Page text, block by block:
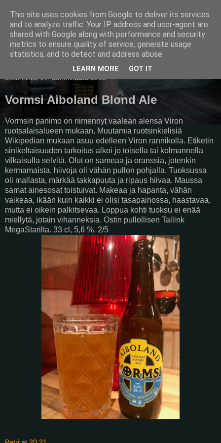
Pullollinen
keskiviikko 17. tammikuuta 2018
Vormsi Aiboland Blond Ale
Vormsin panimo on nimennyt vaalean alensa Viron
ruotsalaisalueen mukaan. Muutamia ruotsinkielisiä
Wikipedian mukaan asuu edelleen Viron rannikolla. Etiketin
sinikeltaisuuden tarkoitus alkoi jo toisella tai kolmannella
vilkaisulla selvitä. Olut on sameaa ja oranssia, jotenkin
kermamaista, hiivoja oli vähän pullon pohjalla. Tuoksussa
oli mallasta, märkää takkapuuta ja ripaus hiivaa. Maussa
samat ainesosat toistuivat. Makeaa ja hapanta, vähän
vaikeaa, ikään kuin kaikki ei olisi tasapainossa, haastavaa,
mutta ei oikein palkitsevaa. Loppua kohti tuoksu ei enää
miellytä, jotain vihanneksia. Ostin pullollisen Tallink
MegaStarilta. 33 cl, 5,6 %, 2/5
This site uses cookies from Google to deliver its services
and to analyze traffic. Your IP address and user-agent are
shared with Google along with performance and security
metrics to ensure quality of service, generate usage
statistics, and to detect and address abuse.
LEARN MORE GOT IT